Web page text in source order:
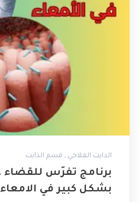
الدايت العلاجي , قسم الدايت
برنامج تفرّس للقضاء
بشكل كبير في الامعاء ‏SIBO